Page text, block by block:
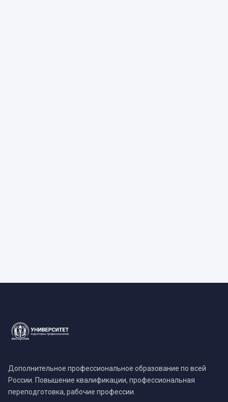
Дополнительное профессиональное образование по всей
России. Повышение квалификации, профессиональная
переподготовка, рабочие профессии.